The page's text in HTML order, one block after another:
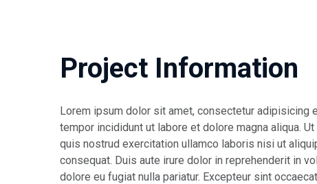
Project Information
Lorem ipsum dolor sit amet, consectetur adipisicing
tempor incididunt ut labore et dolore magna aliqua.
quis nostrud exercitation ullamco laboris nisi ut
consequat. Duis aute irure dolor in reprehenderit in
dolore eu fugiat nulla pariatur. Excepteur sint